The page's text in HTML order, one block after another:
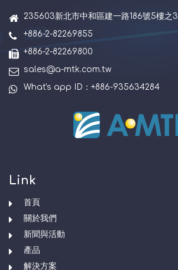
235603新北市中和區建一路186號5樓之3
+886-2-82269855
+886-2-82269800
sales@a-mtk.com.tw
What's app ID：+886-935634284
Link
首頁
關於我們
新聞與活動
產品
解決方案